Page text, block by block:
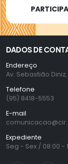
DADOS DE
Endereço
Av. Sebastião
Telefone
(95) 8418-5553
E-mail
Expediente
Seg - Sex / 08:00 -